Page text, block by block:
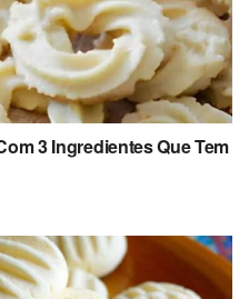
3 Ingredientes Que Tem